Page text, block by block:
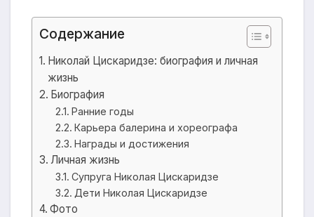
Содержание
Николай Цискаридзе: биография и личная
жизнь
Биография
Ранние годы
Карьера балерина и хореографа
Награды и достижения
Личная жизнь
Супруга Николая Цискаридзе
Дети Николая Цискаридзе
Фото